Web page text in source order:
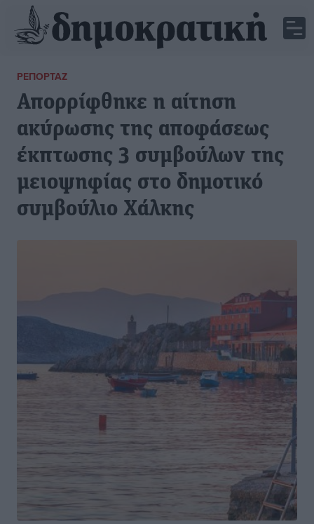
ΡΕΠΟΡΤΆΖ
Απορρίφθηκε η αίτηση
ακύρωσης της αποφάσεως
έκπτωσης 3 συμβούλων της
μειοψηφίας στο δημοτικό
συμβούλιο Χάλκης